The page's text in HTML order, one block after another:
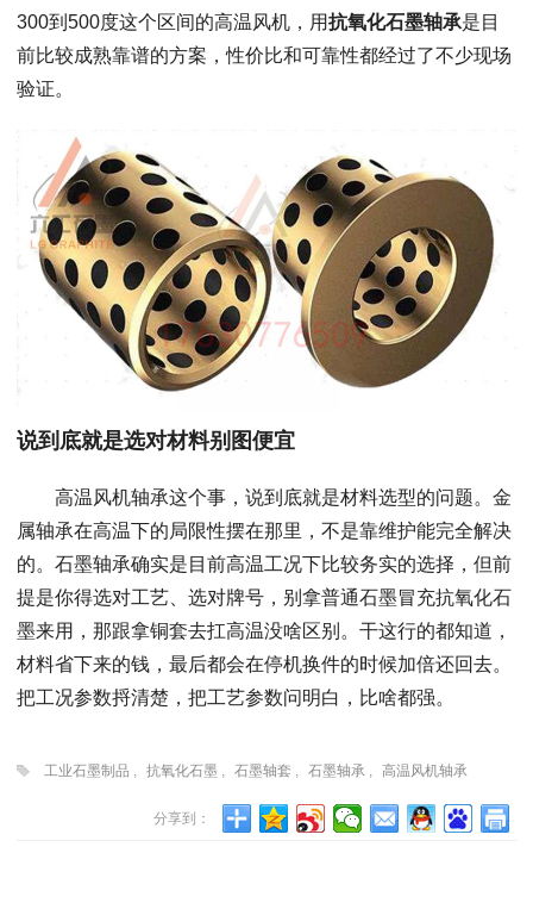
300到500度这个区间的高温风机，用抗氧化石墨轴承是目
前比较成熟靠谱的方案，性价比和可靠性都经过了不少现场
验证。
说到底就是选对材料别图便宜
高温风机轴承这个事，说到底就是材料选型的问题。金
属轴承在高温下的局限性摆在那里，不是靠维护能完全解决
的。石墨轴承确实是目前高温工况下比较务实的选择，但前
提是你得选对工艺、选对牌号，别拿普通石墨冒充抗氧化石
墨来用，那跟拿铜套去扛高温没啥区别。干这行的都知道，
材料省下来的钱，最后都会在停机换件的时候加倍还回去。
把工况参数捋清楚，把工艺参数问明白，比啥都强。
工业石墨制品 抗氧化石墨 石墨轴套 石墨轴承 高温风机轴承
分享到：